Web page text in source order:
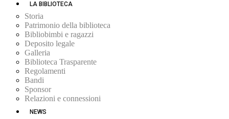
LA BIBLIOTECA
Storia
Patrimonio della biblioteca
Bibliobimbi e ragazzi
Deposito legale
Galleria
Biblioteca Trasparente
Regolamenti
Bandi
Sponsor
Relazioni e connessioni
NEWS